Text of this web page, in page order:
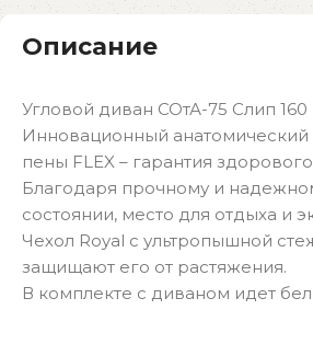
Описание
Угловой диван СОтА-75 Слип
Инновационный анатомический
пены FLEX – гарантия
Благодаря прочному и
состоянии, место для отдыха и
Чехол Royal с ультропышной
защищают его от растяжения.
В комплекте с диваном идет